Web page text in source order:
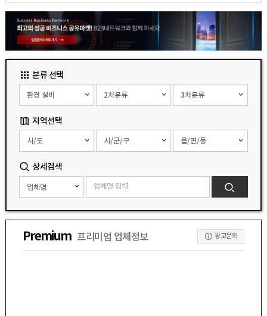
분류 선택
지역선택
상세검색
Premium 프리미엄 업체정보 광고문의